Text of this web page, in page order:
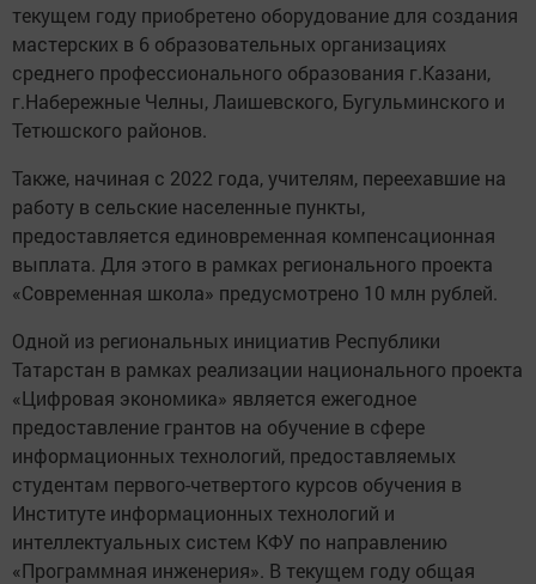
текущем году приобретено оборудование для создания
мастерских в 6 образовательных организациях
среднего профессионального образования г.Казани,
г.Набережные Челны, Лаишевского, Бугульминского и
Тетюшского районов.
Также, начиная с 2022 года, учителям, переехавшие на
работу в сельские населенные пункты,
предоставляется единовременная компенсационная
выплата. Для этого в рамках регионального проекта
«Современная школа» предусмотрено 10 млн рублей.
Одной из региональных инициатив Республики
Татарстан в рамках реализации национального проекта
«Цифровая экономика» является ежегодное
предоставление грантов на обучение в сфере
информационных технологий, предоставляемых
студентам первого-четвертого курсов обучения в
Институте информационных технологий и
интеллектуальных систем КФУ по направлению
«Программная инженерия». В текущем году общая